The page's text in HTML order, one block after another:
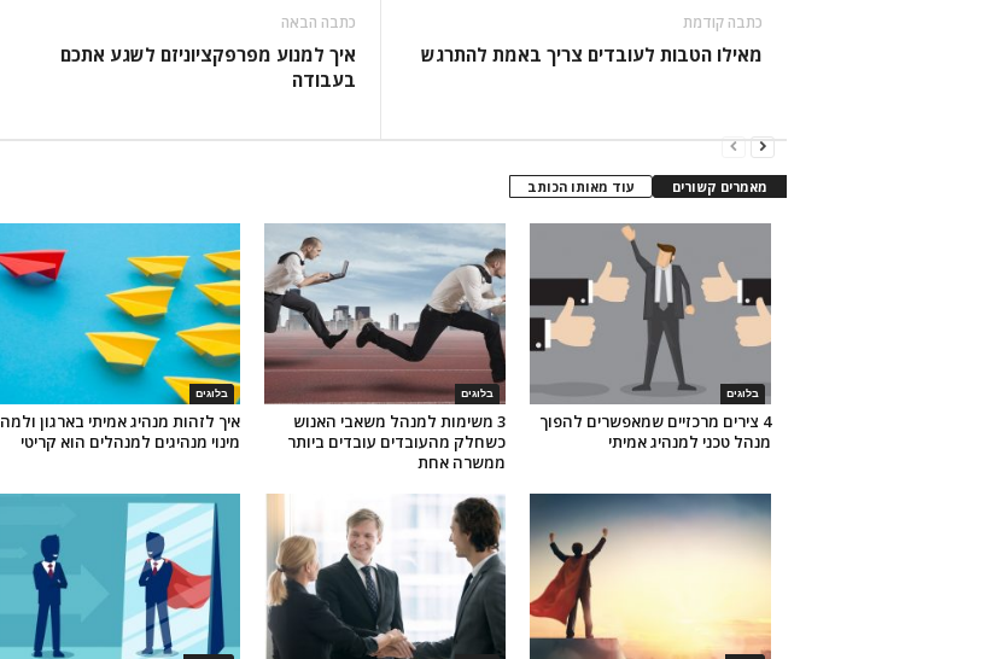
כתבה קודמת
מאילו הטבות לעובדים צריך באמת להתרגש
כתבה הבאה
איך למנוע מפרפקציוניזם לשגע אתכם
בעבודה
מאמרים קשורים עוד מאותו הכותב
בלוגים
איך לזהות מנהיג אמיתי בארגון ולמה
מינוי מנהיגים למנהלים הוא קריטי
בלוגים
3 משימות למנהל משאבי האנוש
כשחלק מהעובדים עובדים ביותר
ממשרה אחת
בלוגים
4 צירים מרכזיים שמאפשרים להפוך
מנהל טכני למנהיג אמיתי